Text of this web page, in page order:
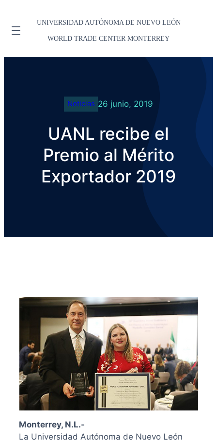
UNIVERSIDAD AUTÓNOMA DE NUEVO LEÓN
WORLD TRADE CENTER MONTERREY
Noticias 26 junio, 2019
UANL recibe el
Premio al Mérito
Exportador 2019
Monterrey, N.L.-
La Universidad Autónoma de Nuevo León